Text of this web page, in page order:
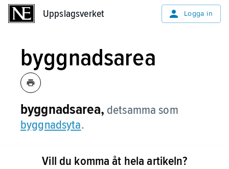
Uppslagsverket Logga in
byggnadsarea
byggnadsarea, detsamma som
byggnadsyta.
Vill du komma åt hela artikeln?